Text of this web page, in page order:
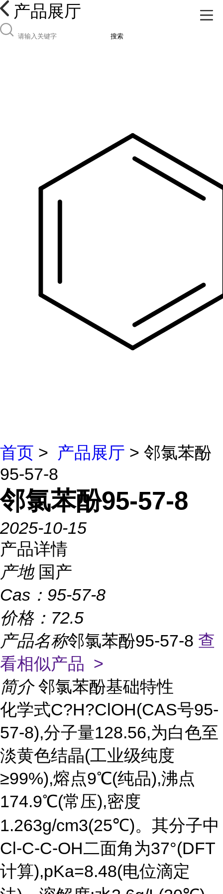
产品展厅
搜索
首页 > 产品展厅 > 邻氯苯酚
95-57-8
邻氯苯酚95-57-8
2025-10-15
产品详情
产地 国产
Cas： 95-57-8
价格： 72.5
产品名称邻氯苯酚95-57-8 查
看相似产品 >
简介 邻氯苯酚基础特性
化学式C?H?ClOH(CAS号95-
57-8),分子量128.56,为白色至
淡黄色结晶(工业级纯度
≥99%),熔点9℃(纯品),沸点
174.9℃(常压),密度
1.263g/cm3(25℃)。其分子中
Cl-C-C-OH二面角为37°(DFT
计算),pKa=8.48(电位滴定